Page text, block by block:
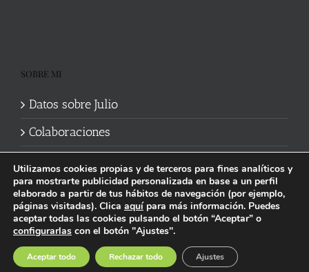
SOBRE MI
Datos sobre Julio
Colaboraciones
Política de cookies | Información legal y privacidad
| Web mantenida
porStudi7
Facebook YouTubeInstagramSpotify
Bluesky
social
Threads
Utilizamos cookies propias y de terceros para fines analíticos y
para mostrarte publicidad personalizada en base a un perfil
elaborado a partir de tus hábitos de navegación (por ejemplo,
páginas visitadas). Clica aquípara más información. Puedes
aceptar todas las cookies pulsando el botón “Aceptar” o
configurarlas con el botón "Ajustes".
Aceptar todo Rechazar todo Ajustes